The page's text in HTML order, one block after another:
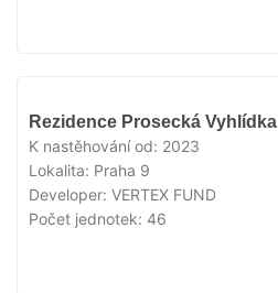
Rezidence Prosecká Vyhlídka
K nastěhování od: 2023
Lokalita: Praha 9
Developer: VERTEX FUND
Počet jednotek: 46